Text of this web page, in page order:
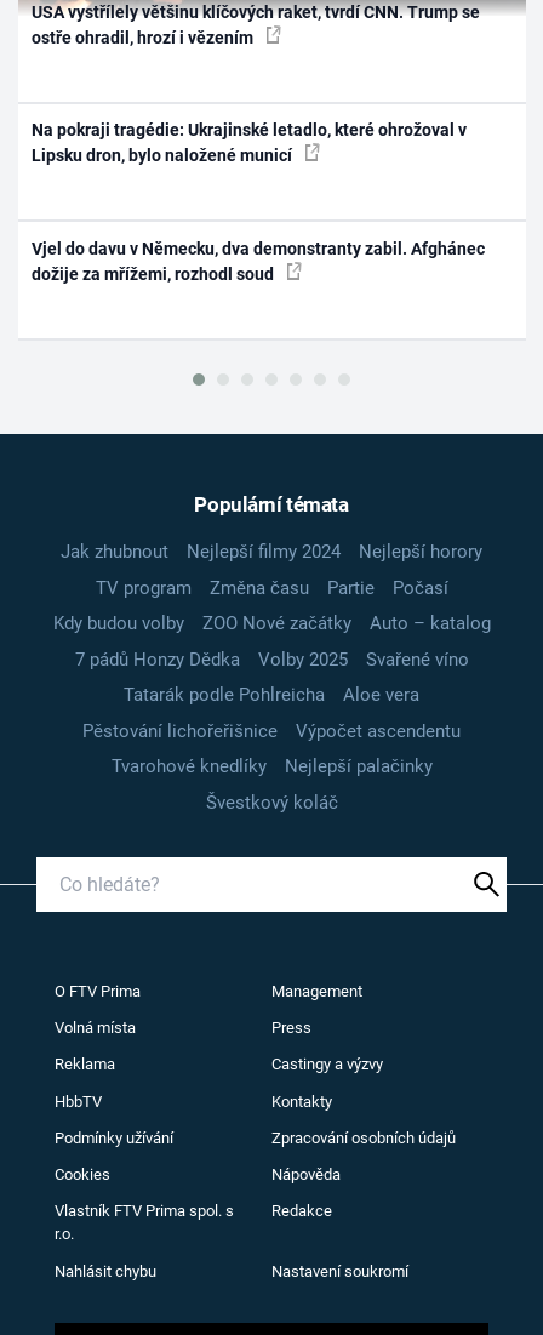
USA vystřílely většinu klíčových raket, tvrdí CNN. Trump se
ostře ohradil, hrozí i vězením
Na pokraji tragédie: Ukrajinské letadlo, které ohrožoval v
Lipsku dron, bylo naložené municí
Vjel do davu v Německu, dva demonstranty zabil. Afghánec
dožije za mřížemi, rozhodl soud
Populární témata
Jak zhubnout Nejlepší filmy 2024
Nejlepší horory
TV program
Změna času Partie
Počasí
Kdy budou volby
ZOO Nové začátky
Auto – katalog
7 pádů Honzy Dědka
Volby 2025
Svařené víno
Tatarák podle Pohlreicha
Aloe vera
Pěstování lichořeřišnice
Výpočet ascendentu
Tvarohové knedlíky
Nejlepší palačinky
Švestkový koláč
O FTV Prima Management
Volná místa Press
Reklama Castingy a výzvy
HbbTV Kontakty
Podmínky užívání Zpracování osobních údajů
Cookies Nápověda
Vlastník FTV Prima spol. s
r.o.
Redakce
Nahlásit chybu Nastavení soukromí